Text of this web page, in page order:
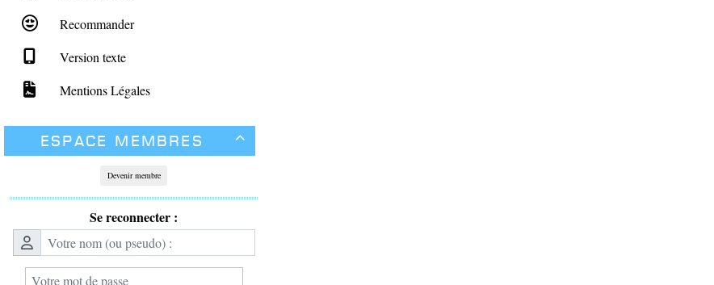
Recommander
Version texte
Mentions Légales

Espace membres
Devenir membre
Se reconnecter :